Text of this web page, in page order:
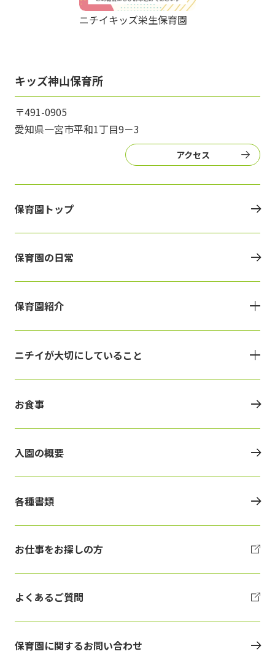
ニチイキッズ栄生保育園
キッズ神山保育所
〒491-0905
愛知県一宮市平和1丁目9－3
アクセス
保育園トップ
保育園の日常
保育園紹介
ニチイが大切にしていること
お食事
入園の概要
各種書類
お仕事をお探しの方
よくあるご質問
保育園に関するお問い合わせ